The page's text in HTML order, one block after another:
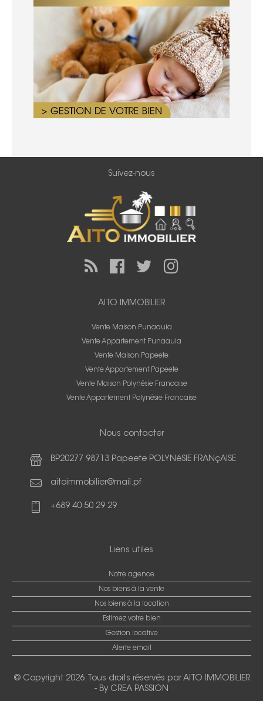
Suivez-nous
AITO IMMOBILIER
Vente Maison Punaauia
Vente Appartement Punaauia
Vente Maison Papeete
Vente Appartement Papeete
Vente Maison Polynésie Francaise
Vente Appartement Polynésie Francaise
Nous contacter
BP20277 98713 Papeete POLYNéSIE FRANçAISE
aitoimmobilier@mail.pf
+689 40 50 29 29
Liens utiles
Notre agence
Nos biens à la vente
Nos biens à la location
Estimez votre bien
Gestion locative
Alerte email
© Copyright 2026. Tous droits réservés parAITO IMMOBILIER
- By CREA PASSION